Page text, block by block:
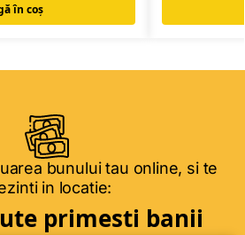
în coș
bunului tau online, si te
in locatie:
primesti banii